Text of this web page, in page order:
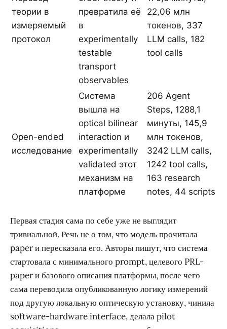
теории в
измеряемый
протокол
превратила её
в
experimentally
testable
transport
observables
22,06 млн
токенов, 337
LLM calls, 182
tool calls
Open-ended
исследование
Система
вышла на
optical bilinear
interaction и
experimentally
validated этот
механизм на
платформе
206 Agent
Steps, 1288,1
минуты, 145,9
млн токенов,
3242 LLM calls,
1242 tool calls,
163 research
notes, 44 scripts
Первая стадия сама по себе уже не выглядит
тривиальной. Речь не о том, что модель прочитала
paper и пересказала его. Авторы пишут, что система
стартовала с минимального prompt, целевого PRL-
paper и базового описания платформы, после чего
сама переводила опубликованную логику измерений
под другую локальную оптическую установку, чинила
software-hardware interface, делала pilot